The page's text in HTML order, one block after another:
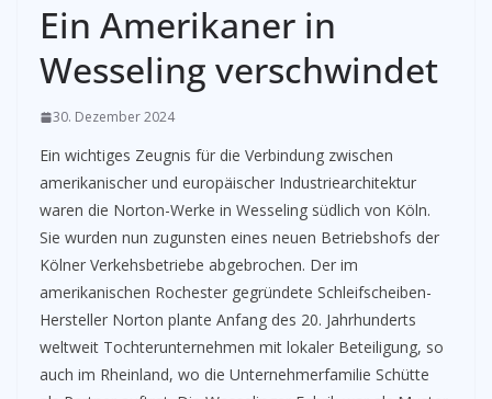
Ein Amerikaner in
Wesseling verschwindet
30. Dezember 2024
Ein wichtiges Zeugnis für die Verbindung zwischen
amerikanischer und europäischer Industriearchitektur
waren die Norton-Werke in Wesseling südlich von Köln.
Sie wurden nun zugunsten eines neuen Betriebshofs der
Kölner Verkehsbetriebe abgebrochen. Der im
amerikanischen Rochester gegründete Schleifscheiben-
Hersteller Norton plante Anfang des 20. Jahrhunderts
weltweit Tochterunternehmen mit lokaler Beteiligung, so
auch im Rheinland, wo die Unternehmerfamilie Schütte